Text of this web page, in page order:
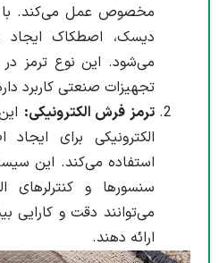
مخصوص عمل می‌کند. با
دیسک، اصطکاک
می‌شود. این نوع ترمز در
تجهیزات صنعتی کاربرد
ترمز فرش الکترونیکی:
الکترونیکی برای
استفاده می‌کند. این
سنسورها و کنترلرهای
می‌توانند دقت و کارایی
ارائه دهند.